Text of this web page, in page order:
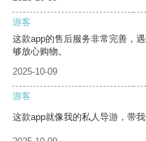
游客
这款app的售后服务非常完善，
够放心购物。
2025-10-09
游客
这款app就像我的私人导游，带我